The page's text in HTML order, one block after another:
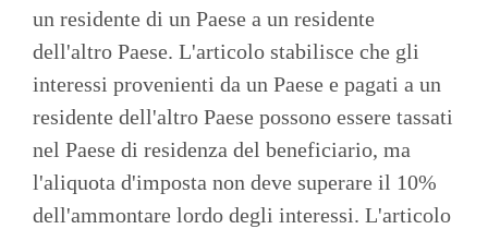
un residente di un Paese a un residente
dell'altro Paese. L'articolo stabilisce che gli
interessi provenienti da un Paese e pagati a un
residente dell'altro Paese possono essere tassati
nel Paese di residenza del beneficiario, ma
l'aliquota d'imposta non deve superare il 10%
dell'ammontare lordo degli interessi. L'articolo